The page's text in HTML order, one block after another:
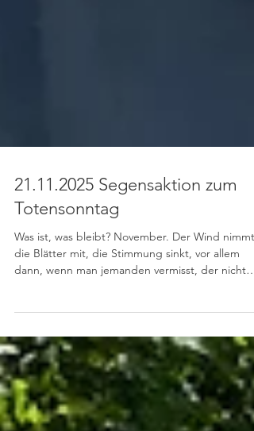
21.11.2025 Segensaktion zum
Totensonntag
dann, wenn man jemanden vermisst, der nicht
mehr da ist. Nicht mehr lebt. Bunte Farben
bleiben in Erinnerung. Das fette Grün von der
Sommerwiese, auf der man gesessen hat. Das
helle Blaurosa nach dem durchfeierten Morgen.
Das Grünweiß der Wellen, über die ihr